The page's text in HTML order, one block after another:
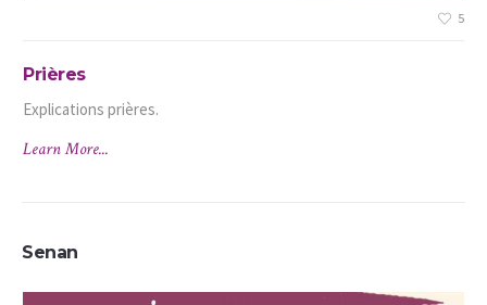
5
Prières
Explications prières.
Learn More...
Senan